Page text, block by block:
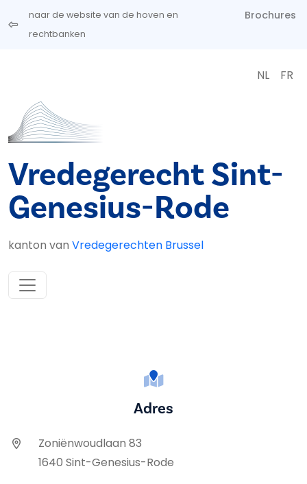
Overslaan en naar de inhoud gaan
naar de website van de hoven en
rechtbanken
Brochures
NL FR
Vredegerecht Sint-
Genesius-Rode
kanton van Vredegerechten Brussel
Adres
Zoniënwoudlaan 83
1640 Sint-Genesius-Rode